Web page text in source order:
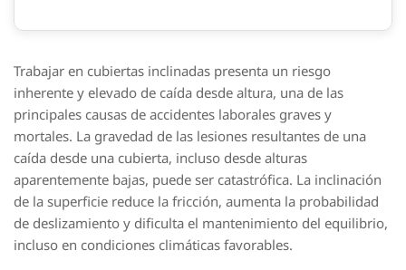
Trabajar en cubiertas inclinadas presenta un riesgo
inherente y elevado de caída desde altura, una de las
principales causas de accidentes laborales graves y
mortales. La gravedad de las lesiones resultantes de una
caída desde una cubierta, incluso desde alturas
aparentemente bajas, puede ser catastrófica. La inclinación
de la superficie reduce la fricción, aumenta la probabilidad
de deslizamiento y dificulta el mantenimiento del equilibrio,
incluso en condiciones climáticas favorables.